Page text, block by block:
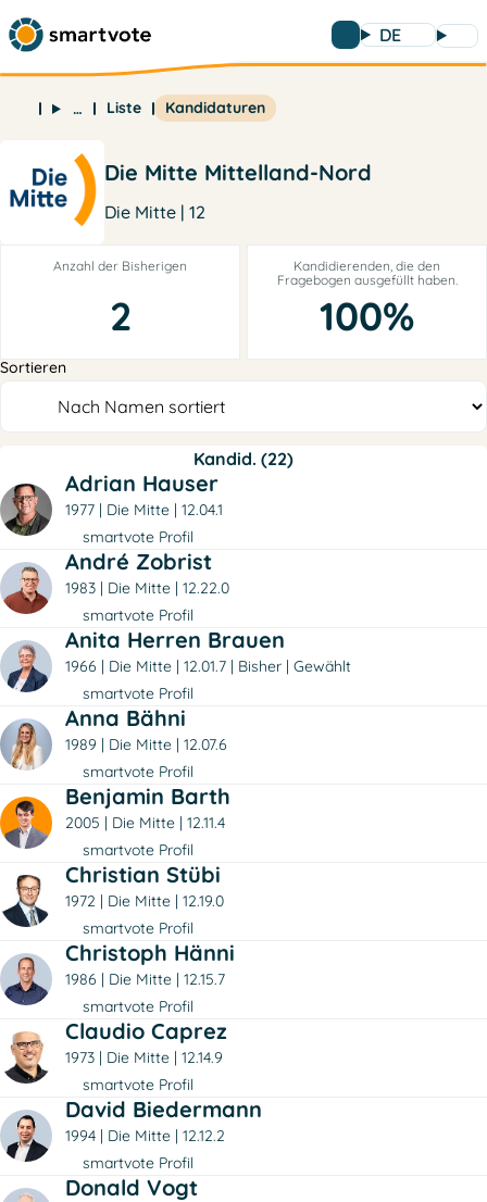
DE
… Liste Kandidaturen
Die Mitte Mittelland-Nord
Die Mitte | 12
Anzahl der Bisherigen
2
Kandidierenden, die den
Fragebogen ausgefüllt haben.
100%
Sortieren
Kandid. (22)
Adrian Hauser
1977 Die Mitte
12.04.1
smartvote Profil
André Zobrist
1983 Die Mitte
12.22.0
smartvote Profil
Anita Herren Brauen
1966 Die Mitte 12.01.7 Bisher
Gewählt
smartvote Profil
Anna Bähni
1989 Die Mitte
12.07.6
smartvote Profil
Benjamin Barth
2005 Die Mitte
12.11.4
smartvote Profil
Christian Stübi
1972 Die Mitte
12.19.0
smartvote Profil
Christoph Hänni
1986 Die Mitte
12.15.7
smartvote Profil
Claudio Caprez
1973 Die Mitte
12.14.9
smartvote Profil
David Biedermann
1994 Die Mitte
12.12.2
smartvote Profil
Donald Vogt